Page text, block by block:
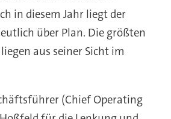
in diesem Jahr liegt der
über Plan. Die größten
aus seiner Sicht im
(Chief Operating